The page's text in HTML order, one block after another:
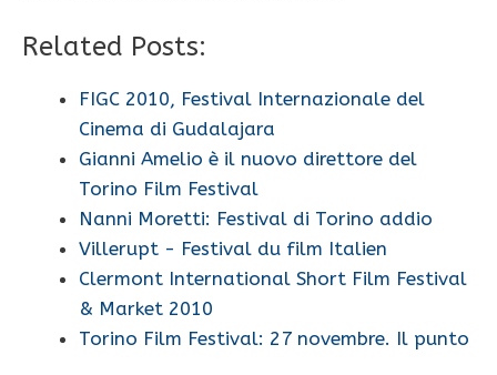
Related Posts:
FIGC 2010, Festival Internazionale del
Cinema di Gudalajara
Gianni Amelio è il nuovo direttore del
Torino Film Festival
Nanni Moretti: Festival di Torino addio
Villerupt - Festival du film Italien
Clermont International Short Film Festival
& Market 2010
Torino Film Festival: 27 novembre. Il punto